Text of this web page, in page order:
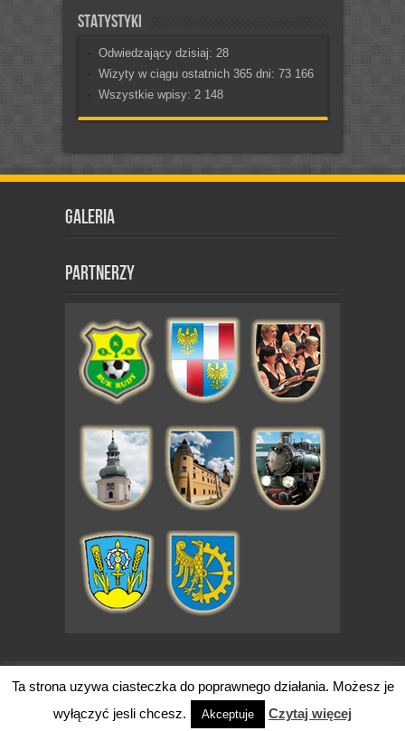
Statystyki
Odwiedzający dzisiaj: 28
Wizyty w ciągu ostatnich 365 dni: 73 166
Wszystkie wpisy: 2 148
Galeria
Partnerzy
code by - Simple Creative
Copyright 2026 znadRudy.pl. Wszytkie prawa zastrzeżone.
Ta strona uzywa ciasteczka do poprawnego działania. Możesz je
wyłączyć jesli chcesz.
Akceptuje Czytaj więcej